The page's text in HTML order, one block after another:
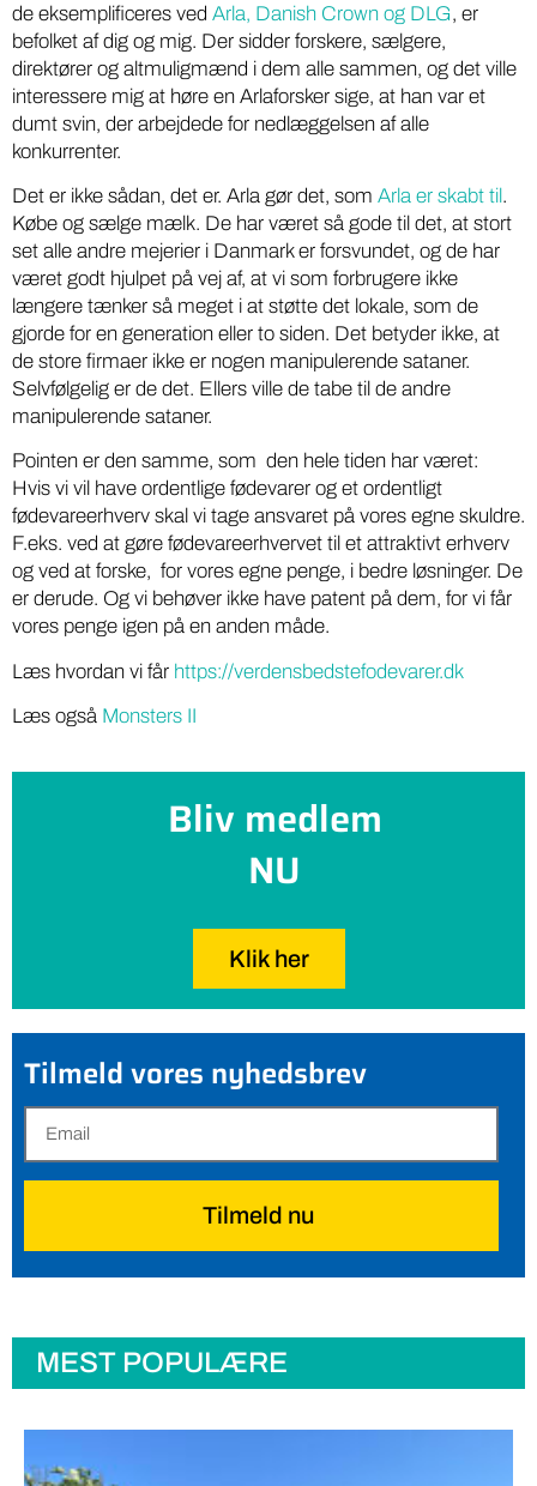
de eksemplificeres ved Arla, Danish Crown og DLG, er
befolket af dig og mig. Der sidder forskere, sælgere,
direktører og altmuligmænd i dem alle sammen, og det ville
interessere mig at høre en Arlaforsker sige, at han var et
dumt svin, der arbejdede for nedlæggelsen af alle
konkurrenter.
Det er ikke sådan, det er. Arla gør det, som Arla er skabt til.
Købe og sælge mælk. De har været så gode til det, at stort
set alle andre mejerier i Danmark er forsvundet, og de har
været godt hjulpet på vej af, at vi som forbrugere ikke
længere tænker så meget i at støtte det lokale, som de
gjorde for en generation eller to siden. Det betyder ikke, at
de store firmaer ikke er nogen manipulerende sataner.
Selvfølgelig er de det. Ellers ville de tabe til de andre
manipulerende sataner.
Pointen er den samme, som den hele tiden har været:
Hvis vi vil have ordentlige fødevarer og et ordentligt
fødevareerhverv skal vi tage ansvaret på vores egne skuldre.
F.eks. ved at gøre fødevareerhvervet til et attraktivt erhverv
og ved at forske, for vores egne penge, i bedre løsninger. De
er derude. Og vi behøver ikke have patent på dem, for vi får
vores penge igen på en anden måde.
Læs hvordan vi får https://verdensbedstefodevarer.dk
Læs også Monsters II
Bliv medlem
NU
Klik her
Tilmeld vores nyhedsbrev
Tilmeld nu
MEST POPULÆRE